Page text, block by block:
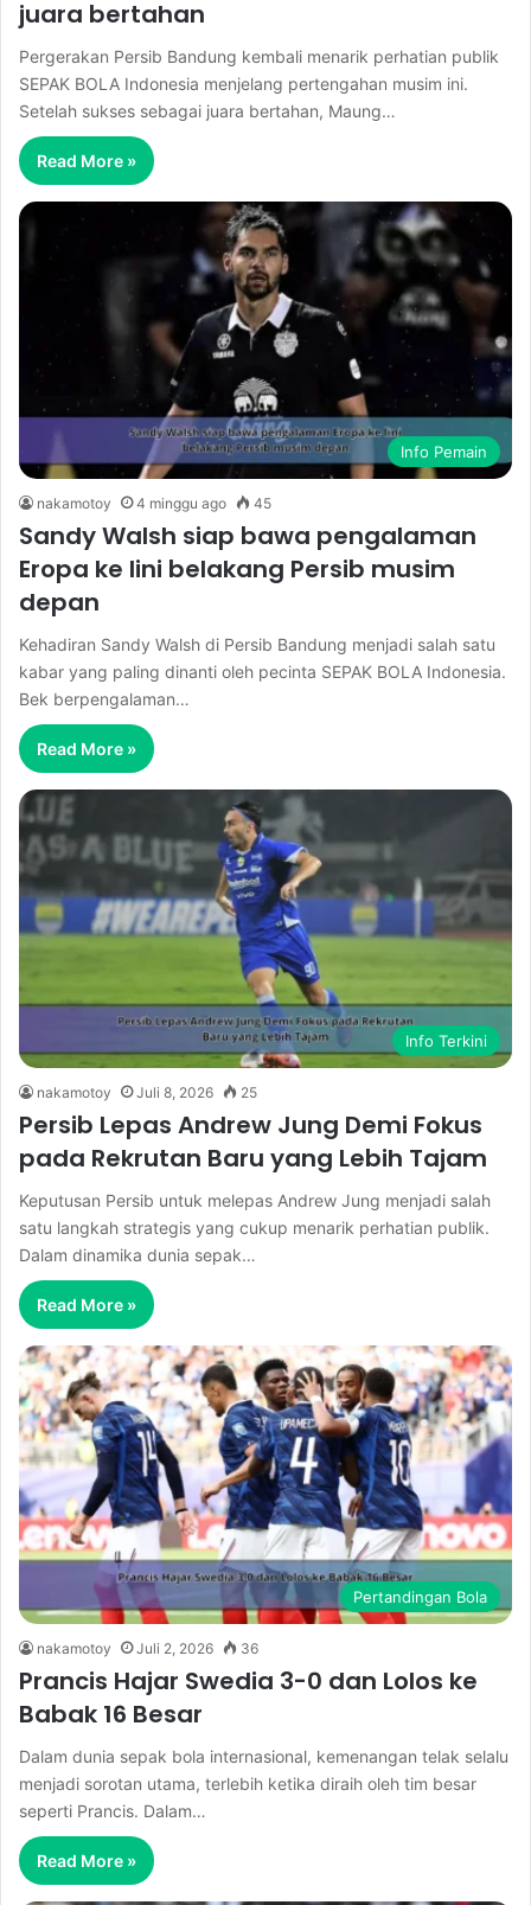
juara bertahan
Pergerakan Persib Bandung kembali menarik perhatian publik
SEPAK BOLA Indonesia menjelang pertengahan musim ini.
Setelah sukses sebagai juara bertahan, Maung…
Read More »
Info Pemain
nakamotoy 4 minggu ago 45
Sandy Walsh siap bawa pengalaman
Eropa ke lini belakang Persib musim
depan
Kehadiran Sandy Walsh di Persib Bandung menjadi salah satu
kabar yang paling dinanti oleh pecinta SEPAK BOLA Indonesia.
Bek berpengalaman…
Read More »
Info Terkini
nakamotoy Juli 8, 2026 25
Persib Lepas Andrew Jung Demi Fokus
pada Rekrutan Baru yang Lebih Tajam
Keputusan Persib untuk melepas Andrew Jung menjadi salah
satu langkah strategis yang cukup menarik perhatian publik.
Dalam dinamika dunia sepak…
Read More »
Pertandingan Bola
nakamotoy Juli 2, 2026 36
Prancis Hajar Swedia 3-0 dan Lolos ke
Babak 16 Besar
Dalam dunia sepak bola internasional, kemenangan telak selalu
menjadi sorotan utama, terlebih ketika diraih oleh tim besar
seperti Prancis. Dalam…
Read More »